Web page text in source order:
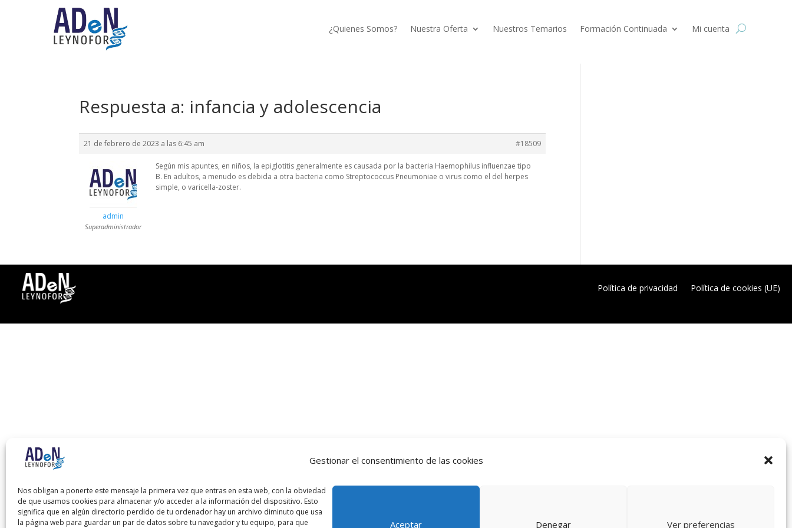
Gestionar el consentimiento de las cookies
Nos obligan a ponerte este mensaje la primera vez que entras en esta web, con la obviedad
de que usamos cookies para almacenar y/o acceder a la información del dispositivo. Esto
significa que en algún directorio perdido de tu ordenador hay un archivo diminuto que usa
la página web para guardar un par de datos sobre tu navegador y tu equipo, para que
Aceptar Denegar Ver preferencias
¿Quienes Somos? Nuestra Oferta Nuestros Temarios Formación Continuada Mi cuenta
Respuesta a: infancia y adolescencia
21 de febrero de 2023 a las 6:45 am #18509
admin
Superadministrador
Según mis apuntes, en niños, la epiglotitis generalmente es causada por la bacteria Haemophilus influenzae tipo
B. En adultos, a menudo es debida a otra bacteria como Streptococcus Pneumoniae o virus como el del herpes
simple, o varicella-zoster.
Política de privacidad Política de cookies (UE)